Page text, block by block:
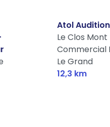
Atol
Le Clos
Commercial
Le Grand
12,3 km